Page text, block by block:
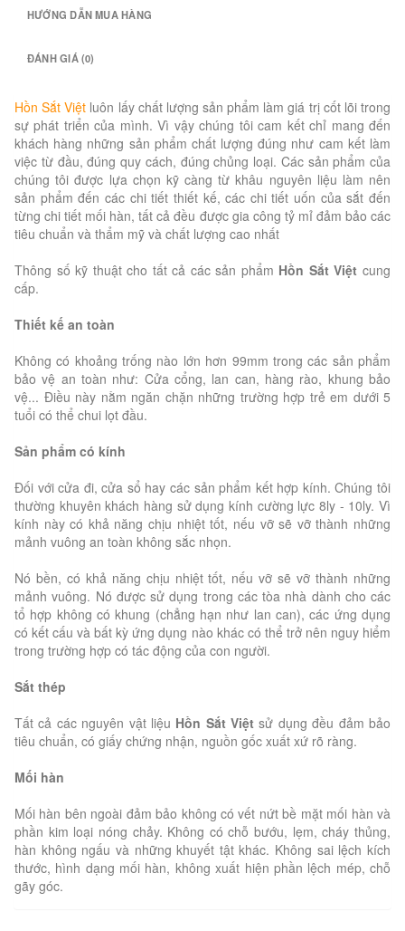
HƯỚNG DẪN MUA HÀNG
ĐÁNH GIÁ (0)
Hồn Sắt Việt luôn lấy chất lượng sản phẩm làm giá trị cốt lõi trong
sự phát triển của mình. Vì vậy chúng tôi cam kết chỉ mang đến
khách hàng những sản phẩm chất lượng đúng như cam kết làm
việc từ đầu, đúng quy cách, đúng chủng loại. Các sản phẩm của
chúng tôi được lựa chọn kỹ càng từ khâu nguyên liệu làm nên
sản phẩm đến các chi tiết thiết kế, các chi tiết uốn của sắt đến
từng chi tiết mối hàn, tất cả đều được gia công tỷ mỉ đảm bảo các
tiêu chuẩn và thẩm mỹ và chất lượng cao nhất
Thông số kỹ thuật cho tất cả các sản phẩm Hồn Sắt Việtcung
cấp.
Thiết kế an toàn
Không có khoảng trống nào lớn hơn 99mm trong các sản phẩm
bảo vệ an toàn như: Cửa cổng, lan can, hàng rào, khung bảo
vệ... Điều này nằm ngăn chặn những trường hợp trẻ em dưới 5
tuổi có thể chui lọt đầu.
Sản phẩm có kính
Đối với cửa đi, cửa sổ hay các sản phẩm kết hợp kính. Chúng tôi
thường khuyên khách hàng sử dụng kính cường lực 8ly - 10ly. Vì
kính này có khả năng chịu nhiệt tốt, nếu vỡ sẽ vỡ thành những
mảnh vuông an toàn không sắc nhọn.
Nó bền, có khả năng chịu nhiệt tốt, nếu vỡ sẽ vỡ thành những
mảnh vuông. Nó được sử dụng trong các tòa nhà dành cho các
tổ hợp không có khung (chẳng hạn như lan can), các ứng dụng
có kết cấu và bất kỳ ứng dụng nào khác có thể trở nên nguy hiểm
trong trường hợp có tác động của con người.
Sắt thép
Tất cả các nguyên vật liệu Hồn Sắt Việt sử dụng đều đảm bảo
tiêu chuẩn, có giấy chứng nhận, nguồn gốc xuất xứ rõ ràng.
Mối hàn
Mối hàn bên ngoài đảm bảo không có vết nứt bề mặt mối hàn và
phần kim loại nóng chảy. Không có chỗ bướu, lẹm, cháy thủng,
hàn không ngấu và những khuyết tật khác. Không sai lệch kích
thước, hình dạng mối hàn, không xuất hiện phần lệch mép, chỗ
gãy góc.